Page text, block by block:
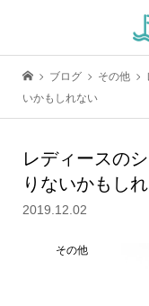
ブログ その他
いかもしれない
レディースの
りないかもし
2019.12.02
その他